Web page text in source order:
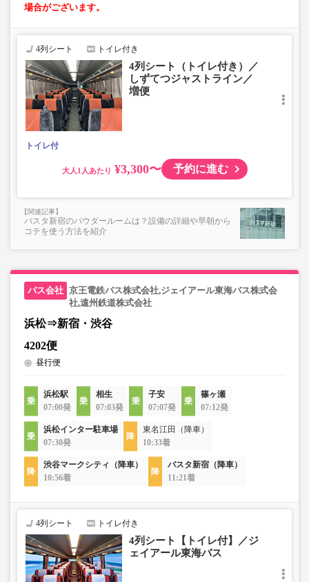
場合がございます。
4列シート トイレ付き
4列シート（トイレ付き）／
しずてつジャストライン／
増便
トイレ付
大人 ¥3,300〜 予約に進む
バスタ新宿のパウダールームは？設備の詳細や早朝から
コテを使う方法を紹介
京王電鉄バス株式会社,ジェイアール東海バス株式会
社,遠州鉄道株式会社
浜松⇒新宿・渋谷
4202便
昼行便
浜松駅
07:00発
相生
07:03発
子安
07:07発
篠ヶ瀬
07:12発
浜松インター駐車場
07:30発
東名江田（降車）
10:33着
渋谷マークシティ（降車）
10:56着
バスタ新宿（降車）
11:21着
4列シート トイレ付き
4列シート【トイレ付】／ジ
ェイアール東海バス